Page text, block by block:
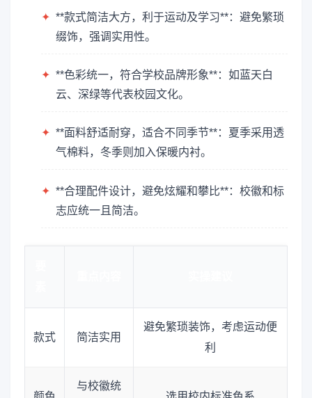
✦ **款式简洁大方，利于运动及学习**：避免繁琐
缀饰，强调实用性。
✦ **色彩统一，符合学校品牌形象**：如蓝天白
云、深绿等代表校园文化。
✦ **面料舒适耐穿，适合不同季节**：夏季采用透
气棉料，冬季则加入保暖内衬。
✦ **合理配件设计，避免炫耀和攀比**：校徽和标
志应统一且简洁。
款式 简洁实用
避免繁琐装饰，考虑运动便
利
与校徽统